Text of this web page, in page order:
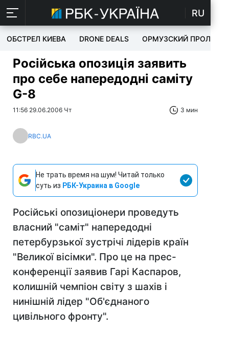
RU
ОБСТРЕЛ КИЕВА DRONE DEALS ОРМУЗСКИЙ ПРОЛИВ
Російська опозиція заявить
про себе напередодні саміту
G-8
11:56 29.06.2006 Чт 3 мин
RBC.UA
Не трать время на шум! Читай только
суть из РБК-Украина в Google
Російські опозиціонери проведуть
власний "саміт" напередодні
петербурзької зустрічі лідерів країн
"Великої вісімки". Про це на прес-
конференції заявив Гарі Каспаров,
колишній чемпіон світу з шахів і
нинішній лідер "Об'єднаного
цивільного фронту".